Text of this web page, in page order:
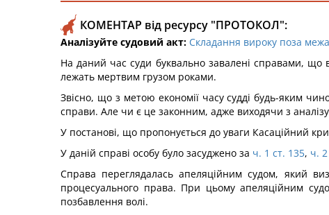
КОМЕНТАР від ресурсу "ПРОТОКОЛ":
Аналізуйте судовий акт: Складання вироку поза
На даний час суди буквально завалені справами, що
лежать мертвим грузом роками.
Звісно, що з метою економії часу судді будь-яким
справи. Але чи є це законним, адже виходячи з аналізу
У постанові, що пропонується до уваги Касаційний
У даній справі особу було засуджено за ч. 1 ст. 135, ч.
Справа переглядалась апеляційним судом, який
процесуального права. При цьому апеляційним
позбавлення волі.